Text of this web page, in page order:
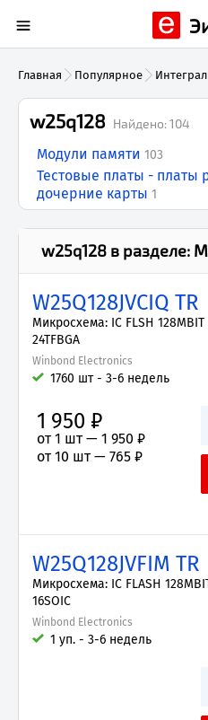
Главная Популярное
w25q128 Найдено:104
Модули памяти 103
Тестовые платы - платы
дочерние карты 1
w25q128 в разделе:
W25Q128JVCIQ TR
Микросхема: IC FLSH 128MBIT
24TFBGA
Winbond Electronics
1760 шт - 3-6 недель
1 950 ₽
от 1 шт — 1 950 ₽
от 10 шт — 765 ₽
W25Q128JVFIM TR
Микросхема: IC FLASH
16SOIC
Winbond Electronics
1 уп. - 3-6 недель